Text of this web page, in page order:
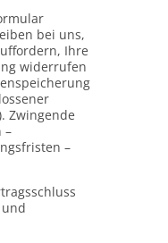
bei uns,
Ihre
widerrufen
Zwingende
–
–